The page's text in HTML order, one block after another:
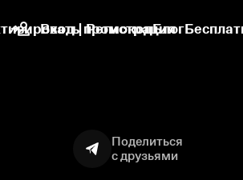
промокодБлог
Вход | Регистрация
Поделиться
с друзьями